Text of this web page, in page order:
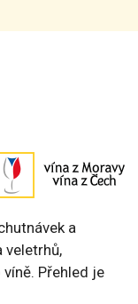
a
veletrhů,
Přehled je